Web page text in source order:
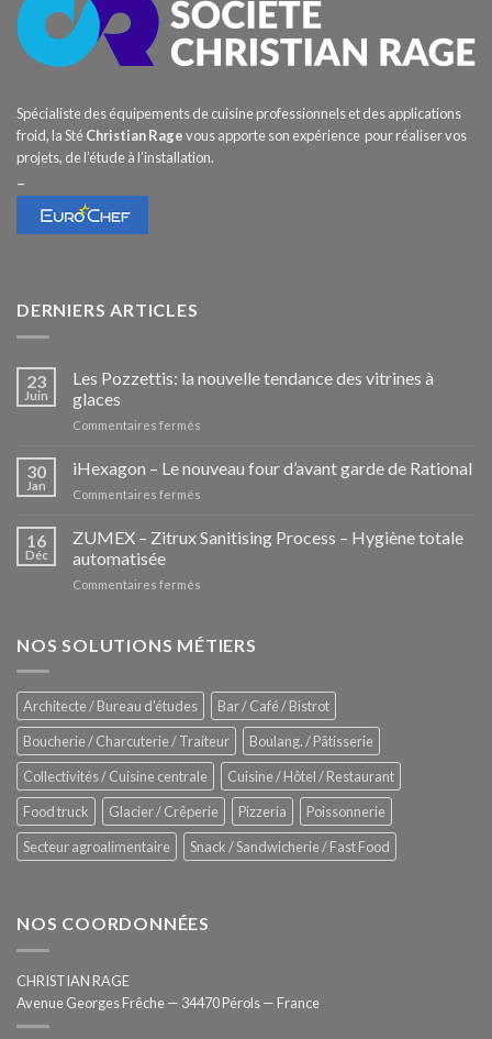
Spécialiste des équipements de cuisine professionnels et des applications
froid, la StéChristian Ragevous apporte son expérience pour réaliser vos
projets, de l’étude à l’installation.
–
DERNIERS ARTICLES
23
Juin
Les Pozzettis: la nouvelle tendance des vitrines à
glaces
Commentaires fermés
Pozzettis:
la
des
30
Jan
iHexagon – Le nouveau four d’avant garde de Rational
Commentaires fermés
–
Le
de
16
Déc
ZUMEX – Zitrux Sanitising Process – Hygiène totale
automatisée
Commentaires fermés
Zitrux
–
Hygiène
totale
automatisée
NOS SOLUTIONS MÉTIERS
Architecte / Bureau d'études
Bar / Café / Bistrot
Boucherie / Charcuterie / Traiteur
Boulang. / Pâtisserie
Collectivités / Cuisine centrale
Cuisine / Hôtel / Restaurant
Food truck
Glacier / Crêperie Pizzeria
Poissonnerie
Secteur agroalimentaire
Snack / Sandwicherie / Fast Food
NOS COORDONNÉES
CHRISTIAN RAGE
Avenue Georges Frêche — 34470 Pérols — France